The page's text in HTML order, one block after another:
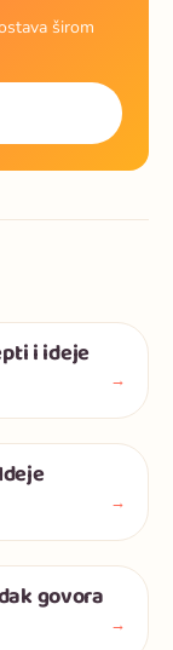
širom
i ideje
→
→
govora
→